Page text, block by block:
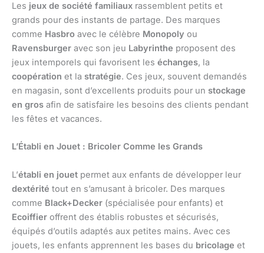
Les jeux de société familiaux rassemblent petits et
grands pour des instants de partage. Des marques
comme Hasbro avec le célèbre Monopoly ou
Ravensburger avec son jeu Labyrinthe proposent des
jeux intemporels qui favorisent les échanges, la
coopération et la stratégie. Ces jeux, souvent demandés
en magasin, sont d’excellents produits pour un stockage
en gros afin de satisfaire les besoins des clients pendant
les fêtes et vacances.
L’Établi en Jouet : Bricoler Comme les Grands
L’établi en jouet permet aux enfants de développer leur
dextérité tout en s’amusant à bricoler. Des marques
comme Black+Decker (spécialisée pour enfants) et
Ecoiffier offrent des établis robustes et sécurisés,
équipés d’outils adaptés aux petites mains. Avec ces
jouets, les enfants apprennent les bases du bricolage et